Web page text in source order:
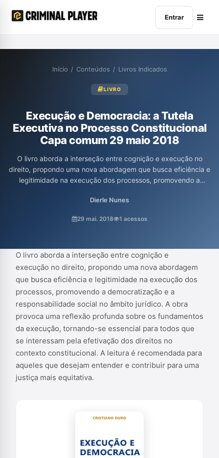
Entrar
Início / Conteúdos / Livros Indicados
LIVRO
Execução e Democracia: a Tutela
Executiva no Processo Constitucional
Capa comum 29 maio 2018
O livro aborda a interseção entre cognição e execução no
direito, propondo uma nova abordagem que busca eficiência e
legitimidade na execução dos processos, promovendo a
obra provoca uma reflexão profunda sobre os fundamentos da
pela efetivação dos direitos no contexto constitucional. A leitura
Dierle Nunes
29 mai. 2018 1 acessos
O livro aborda a interseção entre cognição e
execução no direito, propondo uma nova abordagem
que busca eficiência e legitimidade na execução dos
processos, promovendo a democratização e a
responsabilidade social no âmbito jurídico. A obra
provoca uma reflexão profunda sobre os fundamentos
da execução, tornando-se essencial para todos que
se interessam pela efetivação dos direitos no
contexto constitucional. A leitura é recomendada para
aqueles que desejam entender e contribuir para uma
justiça mais equitativa.